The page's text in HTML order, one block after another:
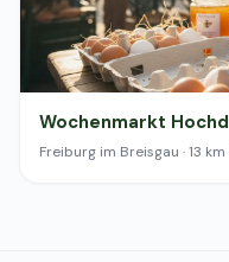
Wochenmarkt
Freiburg im Breisgau · 13